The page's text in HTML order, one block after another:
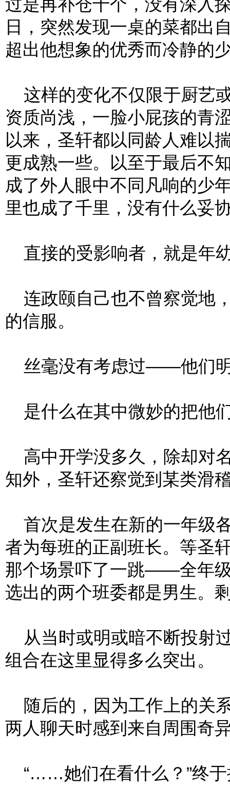
过是再补仓十个，没有深入
日，突然发现一桌的菜都出
超出他想象的优秀而冷静的
这样的变化不仅限于厨艺
资质尚浅，一脸小屁孩的青
以来，圣轩都以同龄人难以
更成熟一些。以至于最后不
成了外人眼中不同凡响的少
里也成了千里，没有什么妥
直接的受影响者，就是年
连政颐自己也不曾察觉地
的信服。
丝毫没有考虑过——他们
是什么在其中微妙的把他
高中开学没多久，除却对
知外，圣轩还察觉到某类滑
首次是发生在新的一年级
者为每班的正副班长。等圣
那个场景吓了一跳——全年
选出的两个班委都是男生。
从当时或明或暗不断投射
组合在这里显得多么突出。
随后的，因为工作上的关
两人聊天时感到来自周围奇
“……她们在看什么？”终于